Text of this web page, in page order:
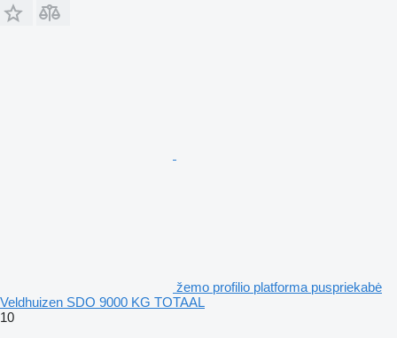
žemo profilio platforma puspriekabė
Veldhuizen SDO 9000 KG TOTAAL
10